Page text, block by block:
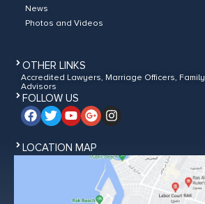
News
Photos and Videos
OTHER LINKS
Accredited Lawyers, Marriage Officers, Family
Advisors
FOLLOW US
LOCATION MAP